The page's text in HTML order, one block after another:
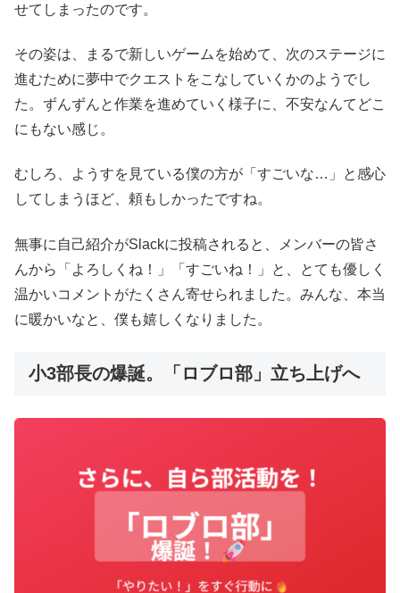
せてしまったのです。
その姿は、まるで新しいゲームを始めて、次のステージに
進むために夢中でクエストをこなしていくかのようでし
た。ずんずんと作業を進めていく様子に、不安なんてどこ
にもない感じ。
むしろ、ようすを見ている僕の方が「すごいな…」と感心
してしまうほど、頼もしかったですね。
無事に自己紹介がSlackに投稿されると、メンバーの皆さ
んから「よろしくね！」「すごいね！」と、とても優しく
温かいコメントがたくさん寄せられました。みんな、本当
に暖かいなと、僕も嬉しくなりました。
小3部長の爆誕。「ロブロ部」立ち上げへ